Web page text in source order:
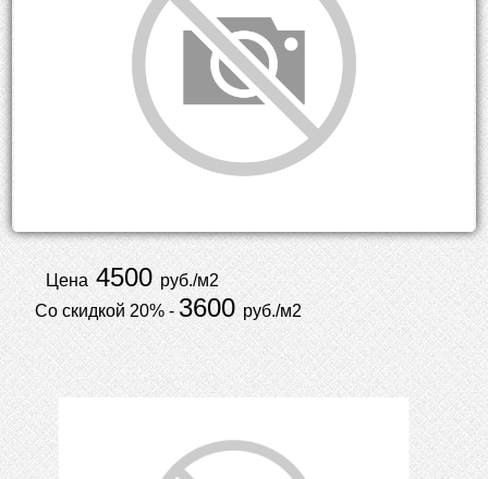
Цена4500 руб./м2
Со скидкой 20% -3600руб./м2